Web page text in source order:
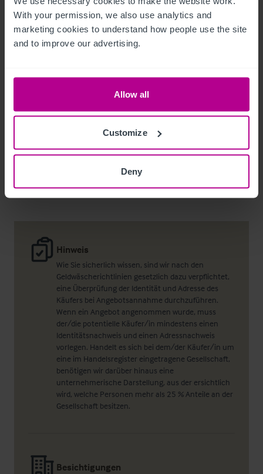
With your permission, we also use analytics and
marketing cookies to understand how people use the site
and to improve our advertising.
Allow all
Customize
Deny
Hinweis
Wie Sie sicherlich wissen, sind wir nach den
Geldwäscherichtlinien gesetzlich dazu verpflichtet,
eine Überprüfung der Identität und Adresse des
Käufers bei Angebotsannahme durchzuführen.
Wenn ein Angebot angenommen wurde, muss
der/die potentielle Käufer/in mindestens einen
Identitätsnachweis und einen Adressnachweis
vorlegen. Handelt es sich bei dem/der Käufer/in um
eine im Handelsregister eingetragene Gesellschaft,
benötigen wir darüber hinaus eine
unternehmerische Darstellung, aus der ersichtlich
wird, welche Personen mehr als 25 % Anteile an der
Gesellschaft besitzen.
Besichtigungen
+44 7713 061 594